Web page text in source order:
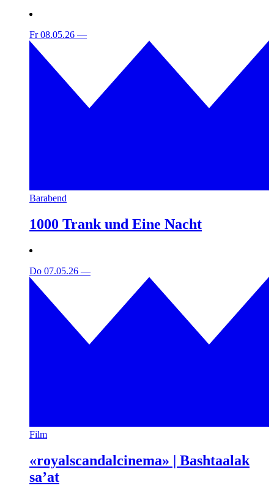
Fr 08.05.26 —
Barabend
1000 Trank und Eine Nacht
Do 07.05.26 —
Film
«royalscandalcinema» | Bashtaalak
sa’at